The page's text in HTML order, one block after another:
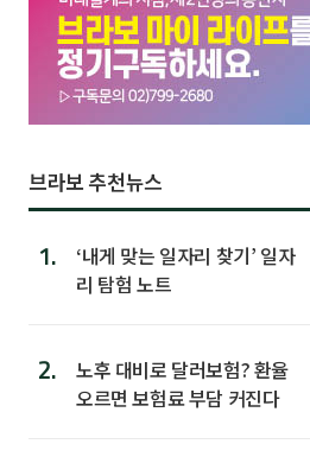
브라보 추천뉴스
1.
‘내게 맞는 일자리 찾기’ 일자
리 탐험 노트
2.
노후 대비로 달러보험? 환율
오르면 보험료 부담 커진다